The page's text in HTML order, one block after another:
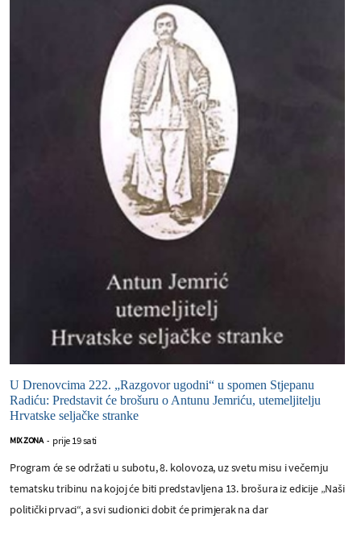
U Drenovcima 222. „Razgovor ugodni“ u spomen Stjepanu
Radiću: Predstavit će brošuru o Antunu Jemriću, utemeljitelju
Hrvatske seljačke stranke
MIX ZONA - prije 19 sati
Program će se održati u subotu, 8. kolovoza, uz svetu misu i večernju
tematsku tribinu na kojoj će biti predstavljena 13. brošura iz edicije „Naši
politički prvaci“, a svi sudionici dobit će primjerak na dar